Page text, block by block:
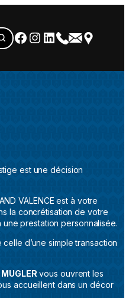
est une décision
VALENCE est à votre
la concrétisation de votre
prestation personnalisée.
d’une simple transaction
vous ouvrent les
accueillent dans un décor